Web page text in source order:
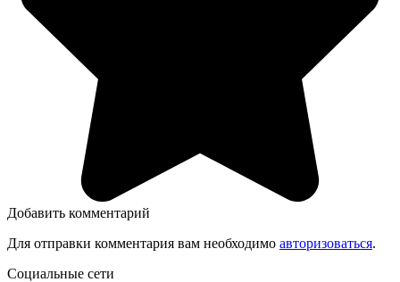
Добавить комментарий
Для отправки комментария вам необходимо авторизоваться.
Социальные сети